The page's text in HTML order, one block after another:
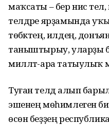
маҡсаты – бер нисә тел,
телдәре ярҙамында
төбәктең, илдең,
таныштырыу, уларҙы
милләт-ара татыулыҡ
Туған телдә алып
эшенең мөһимлеген
өсөн беҙҙең